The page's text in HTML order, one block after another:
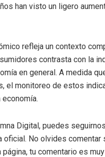
han visto un ligero
refleja un contexto
contrasta con la
en general. A medida
el monitoreo de estos
Digital, puedes
oficial. No olvides
tu comentario es